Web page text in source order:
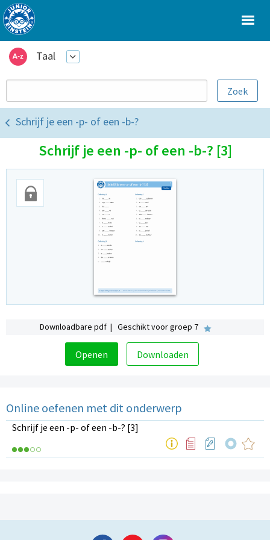
Taal
Schrijf je een -p- of een -b-?
Schrijf je een -p- of een -b-? [3]
Downloadbare pdf | Geschikt voor groep 7
Openen Downloaden
Online oefenen met dit onderwerp
Schrijf je een -p- of een -b-? [3]